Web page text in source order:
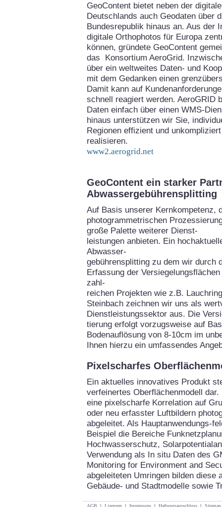
GeoContent bietet neben der
Deutschlands auch Geodaten über
Bundesrepublik hinaus an. Aus der
digitale Orthophotos für Europa
können, gründete GeoContent
das Konsortium AeroGrid.
über ein weltweites Daten- und
mit dem Gedanken einen
Damit kann auf
schnell reagiert werden. AeroGRID
Daten einfach über einen WMS-
hinaus unterstützen wir Sie,
Regionen effizient und
realisieren.
www2.aerogrid.net
GeoContent ein starker
Abwassergebührensplitting
Auf Basis unserer Kernkompetenz,
photogrammetrischen
große Palette weiterer Dienst-
leistungen anbieten. Ein
Abwasser-
gebührensplitting zu dem wir durch
Erfassung der
zahl-
reichen Projekten wie z.B.
Steinbach zeichnen wir uns als
Dienstleistungssektor aus. Die
tierung erfolgt vorzugsweise auf
Bodenauflösung von 8-10cm im
Ihnen hierzu ein umfassendes
Pixelscharfes
Ein aktuelles innovatives Produkt
verfeinertes Oberflächenmodell
eine pixelscharfe Korrelation auf
oder neu erfasster Luftbildern
abgeleitet. Als Hauptanwendungs-
Beispiel die Bereiche
Hochwasserschutz,
Verwendung als In situ Daten des
Monitoring for Environment and
abgeleiteten Umringen bilden diese
Gebäude- und Stadtmodelle sowie
AGB | Lizenzen | Impressum | Haftungsausschluss | Sitemap